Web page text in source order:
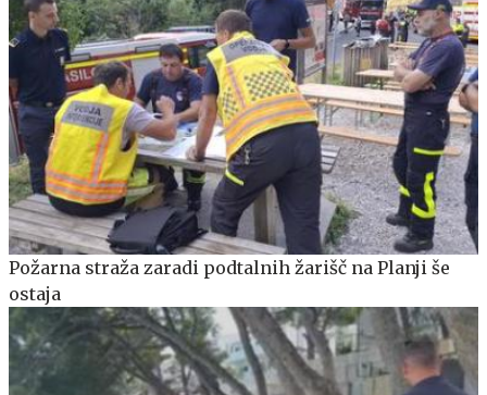
Požarna straža zaradi podtalnih žarišč na Planji še
ostaja